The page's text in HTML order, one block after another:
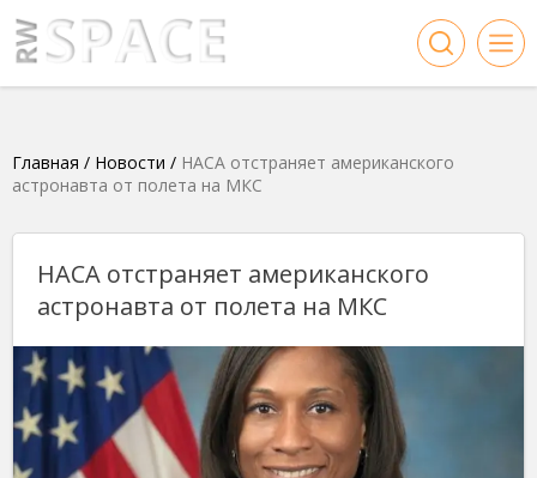
Главная / Новости / НАСА отстраняет американского
астронавта от полета на МКС
НАСА отстраняет американского
астронавта от полета на МКС